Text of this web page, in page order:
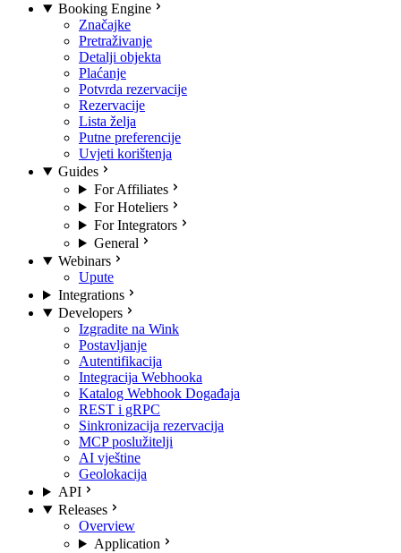
Booking Engine
Značajke
Pretraživanje
Detalji objekta
Plaćanje
Potvrda rezervacije
Rezervacije
Lista želja
Putne preferencije
Uvjeti korištenja
Guides
For Affiliates
For Hoteliers
For Integrators
General
Webinars
Upute
Integrations
Developers
Izgradite na Wink
Postavljanje
Autentifikacija
Integracija Webhooka
Katalog Webhook Događaja
REST i gRPC
Sinkronizacija rezervacija
MCP poslužitelji
AI vještine
Geolokacija
API
Releases
Overview
Application